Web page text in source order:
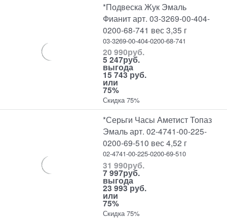
*Подвеска Жук Эмаль
Фианит арт. 03-3269-00-404-
0200-68-741 вес 3,35 г
03-3269-00-404-0200-68-741
20 990руб.
5 247руб.
выгода
15 743 руб.
или
75%
Скидка 75%
*Серьги Часы Аметист Топаз
Эмаль арт. 02-4741-00-225-
0200-69-510 вес 4,52 г
02-4741-00-225-0200-69-510
31 990руб.
7 997руб.
выгода
23 993 руб.
или
75%
Скидка 75%